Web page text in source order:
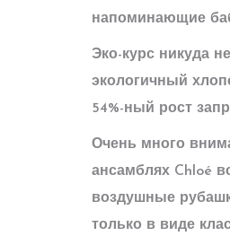
напоминающие
Эко-курс никуда
экологичный
54%-ный рост
Очень много
ансамблях Chloé
воздушные
только в виде